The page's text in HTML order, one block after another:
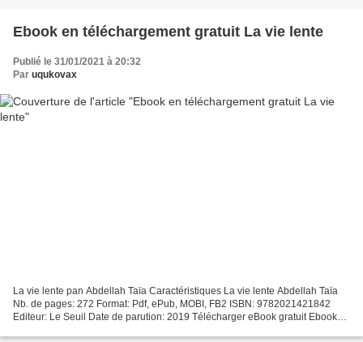
Ebook en téléchargement gratuit La vie lente
Publié le 31/01/2021 à 20:32
Par uqukovax
La vie lente pan Abdellah Taïa Caractéristiques La vie lente Abdellah Taïa
Nb. de pages: 272 Format: Pdf, ePub, MOBI, FB2 ISBN: 9782021421842
Editeur: Le Seuil Date de parution: 2019 Télécharger eBook gratuit Ebook